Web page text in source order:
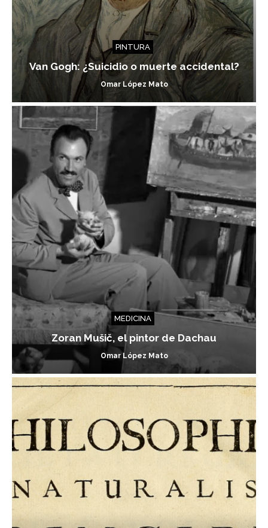
PINTURA
Van Gogh: ¿Suicidio o muerte accidental?
Omar López Mato
MEDICINA
Zoran Mušič, el pintor de Dachau
Omar López Mato